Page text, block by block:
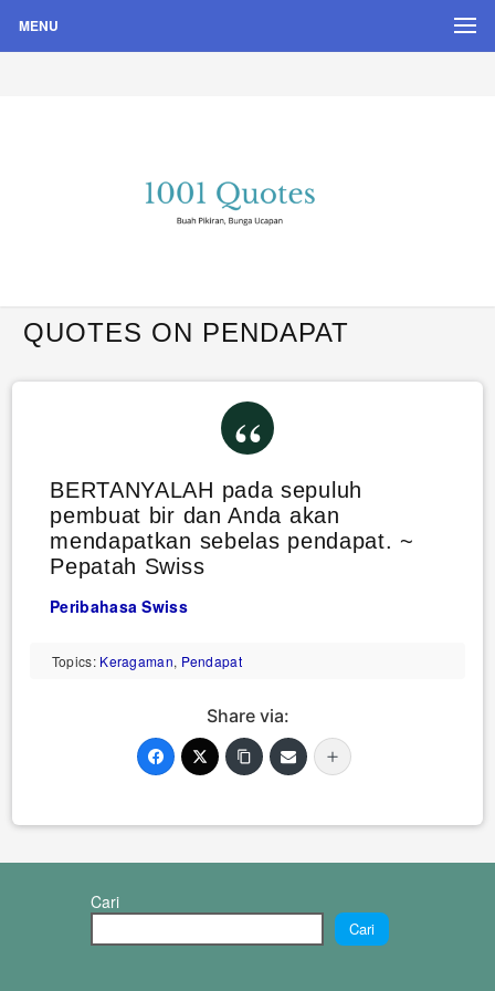
MENU
Quote Hari Puisi
QUOTES ON PENDAPAT
BERTANYALAH pada sepuluh
pembuat bir dan Anda akan
mendapatkan sebelas pendapat. ~
Pepatah Swiss
Peribahasa Swiss
Topics: Keragaman, Pendapat
Share via:
Cari
Cari